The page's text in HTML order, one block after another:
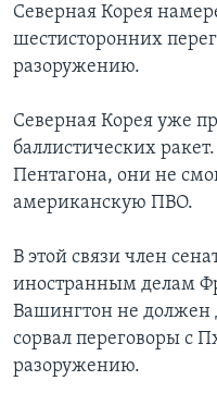
Языки
Северная Корея
шестисторонних
разоружению.
Северная Корея уже
баллистических
Пентагона, они не
американскую ПВО.
В этой связи член
иностранным делам
Вашингтон не должен
сорвал переговоры с
разоружению.